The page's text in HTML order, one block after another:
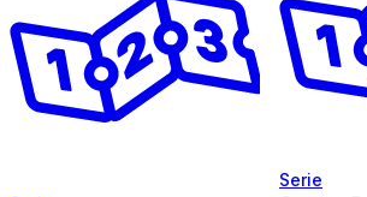
Serie